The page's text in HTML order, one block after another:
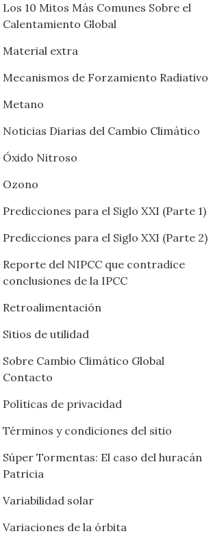
Los 10 Mitos Más Comunes Sobre el
Calentamiento Global
Material extra
Mecanismos de Forzamiento Radiativo
Metano
Noticias Diarias del Cambio Climático
Óxido Nitroso
Ozono
Predicciones para el Siglo XXI (Parte 1)
Predicciones para el Siglo XXI (Parte 2)
Reporte del NIPCC que contradice
conclusiones de la IPCC
Retroalimentación
Sitios de utilidad
Sobre Cambio Climático Global
Contacto
Políticas de privacidad
Términos y condiciones del sitio
Súper Tormentas: El caso del huracán
Patricia
Variabilidad solar
Variaciones de la órbita